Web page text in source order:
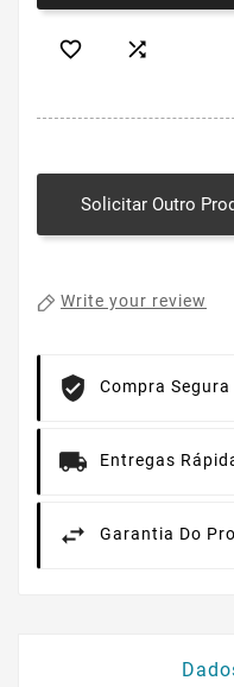
 
Solicitar Outro
Write your review
Compra Segura
Entregas
Garantia Do